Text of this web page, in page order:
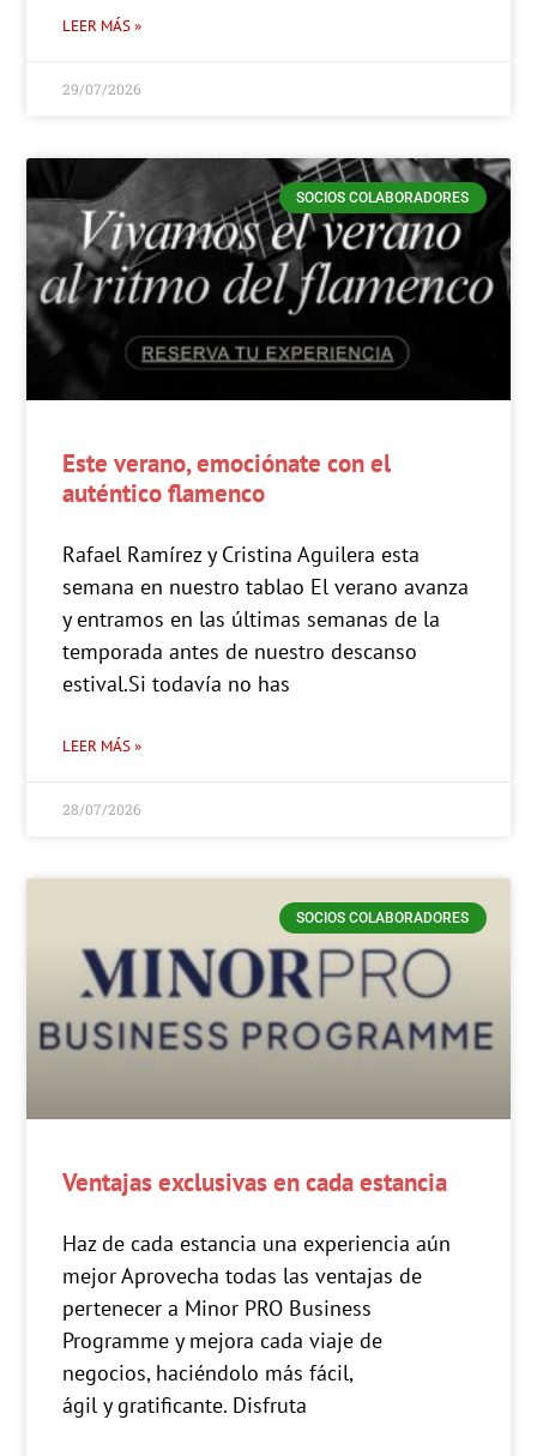
LEER MÁS »
29/07/2026
SOCIOS COLABORADORES
Este verano, emociónate con el
auténtico flamenco
Rafael Ramírez y Cristina Aguilera esta
semana en nuestro tablao El verano avanza
y entramos en las últimas semanas de la
temporada antes de nuestro descanso
estival.Si todavía no has
LEER MÁS »
28/07/2026
SOCIOS COLABORADORES
Ventajas exclusivas en cada estancia
Haz de cada estancia una experiencia aún
mejor Aprovecha todas las ventajas de
pertenecer a Minor PRO Business
Programme y mejora cada viaje de
negocios, haciéndolo más fácil,
ágil y gratificante. Disfruta